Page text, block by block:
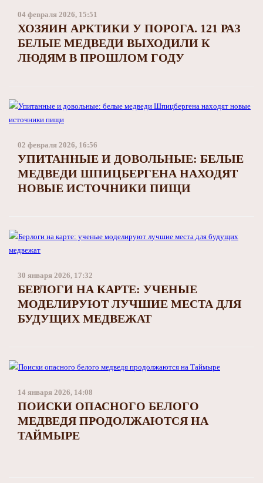
04 февраля 2026, 15:51
ХОЗЯИН АРКТИКИ У ПОРОГА. 121 РАЗ
БЕЛЫЕ МЕДВЕДИ ВЫХОДИЛИ К
ЛЮДЯМ В ПРОШЛОМ ГОДУ
02 февраля 2026, 16:56
УПИТАННЫЕ И ДОВОЛЬНЫЕ: БЕЛЫЕ
МЕДВЕДИ ШПИЦБЕРГЕНА НАХОДЯТ
НОВЫЕ ИСТОЧНИКИ ПИЩИ
30 января 2026, 17:32
БЕРЛОГИ НА КАРТЕ: УЧЕНЫЕ
МОДЕЛИРУЮТ ЛУЧШИЕ МЕСТА ДЛЯ
БУДУЩИХ МЕДВЕЖАТ
14 января 2026, 14:08
ПОИСКИ ОПАСНОГО БЕЛОГО
МЕДВЕДЯ ПРОДОЛЖАЮТСЯ НА
ТАЙМЫРЕ